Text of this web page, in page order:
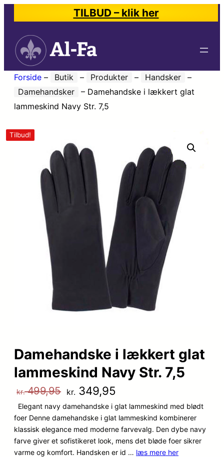
TILBUD – klik her
Forside – Butik – Produkter – Handsker
–
Damehandsker
– Damehandske i lækkert glat
lammeskind Navy Str. 7,5
Tilbud!
Damehandske i lækkert glat
lammeskind Navy Str. 7,5
kr.499,95 D
e
n
o
kr. 349,95
e
n
a
Elegant navy damehandske i glat lammeskind med blødt
foer Denne damehandske i glat lammeskind kombinerer
klassisk elegance med moderne farvevalg. Den dybe navy
farve giver et sofistikeret look, mens det bløde foer sikrer
varme og komfort. Handsken er id … læs mere her